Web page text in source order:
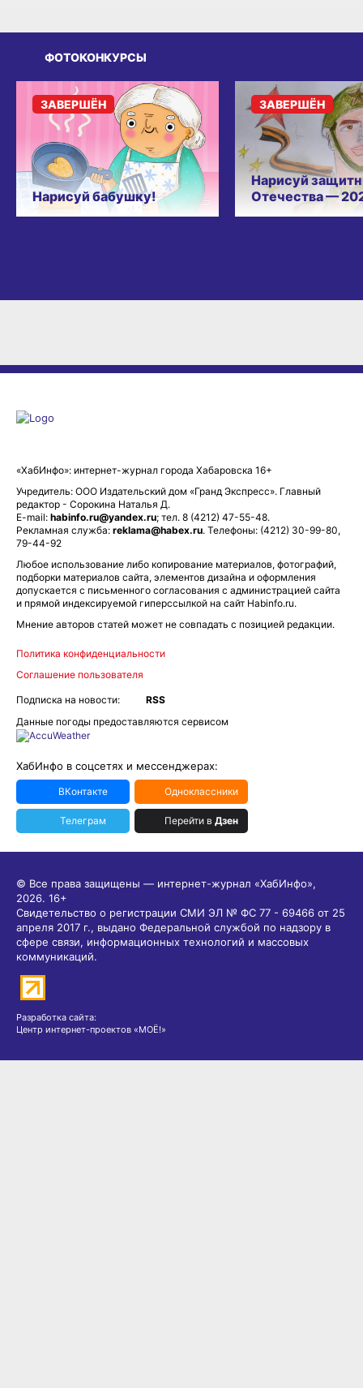
ФОТОКОНКУРСЫ
Нарисуй бабушку!
ЗАВЕРШЁН
Нарисуй
Отечества —
ЗАВЕРШЁН
«ХабИнфо»: интернет-журнал города Хабаровска 16+
Учредитель: ООО Издательский дом «Гранд Экспресс». Главный
редактор - Сорокина Наталья Д.
E-mail: habinfo.ru@yandex.ru; тел. 8 (4212) 47-55-48.
Рекламная служба: reklama@habex.ru. Телефоны: (4212) 30-99-80,
79-44-92
Любое использование либо копирование материалов, фотографий,
подборки материалов сайта, элементов дизайна и оформления
допускается с письменного согласования с администрацией сайта
и прямой индексируемой гиперссылкой на сайт Habinfo.ru.
Мнение авторов статей может не совпадать с позицией редакции.
Политика конфиденциальности
Соглашение пользователя
Подписка на новости:
RSS
Данные погоды предоставляются сервисом
ХабИнфо в соцсетях и мессенджерах:
ВКонтакте Одноклассники
Телеграм Перейти в Дзен
© Все права защищены — интернет-журнал «ХабИнфо»,
2026. 16+
Свидетельство о регистрации СМИ ЭЛ № ФС 77 - 69466 от 25
апреля 2017 г., выдано Федеральной службой по надзору в
сфере связи, информационных технологий и массовых
коммуникаций.
Разработка сайта:
Центр интернет-проектов «МОЁ!»